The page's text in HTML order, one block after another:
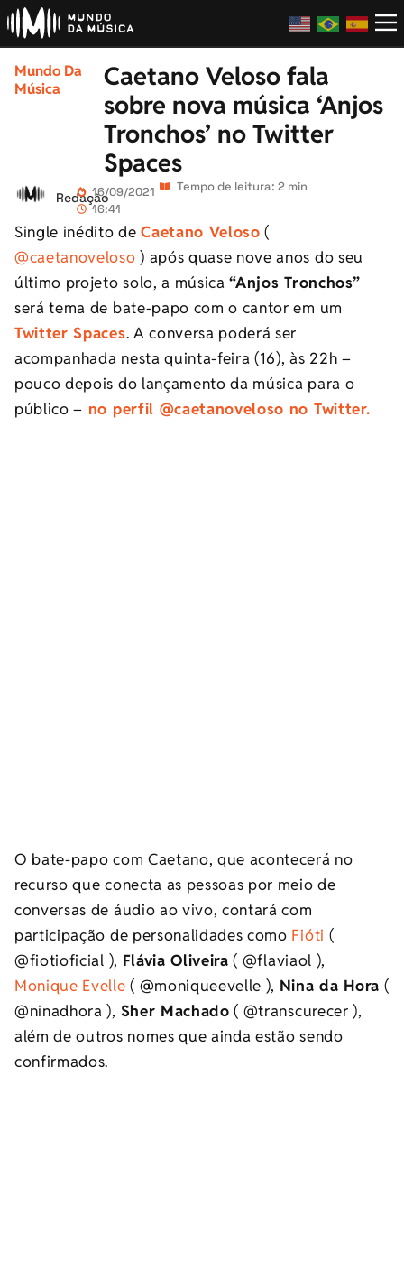
Mundo Da
Música
Caetano Veloso fala
sobre nova música ‘Anjos
Tronchos’ no Twitter
Spaces
Redação16/09/2021
16:41
Tempo de leitura: 2 min
Single inédito deCaetano Veloso (
@caetanoveloso ) após quase nove anos do seu
último projeto solo, a música“Anjos Tronchos”
será tema de bate-papo com o cantor em um
Twitter Spaces. A conversa poderá ser
acompanhada nesta quinta-feira (16), às 22h –
pouco depois do lançamento da música para o
público – no perfil @caetanoveloso no Twitter.
O bate-papo com Caetano, que acontecerá no
recurso que conecta as pessoas por meio de
conversas de áudio ao vivo, contará com
participação de personalidades como Fióti (
@fiotioficial ), Flávia Oliveira ( @flaviaol ),
Monique Evelle ( @moniqueevelle ), Nina da Hora (
@ninadhora ), Sher Machado ( @transcurecer ),
além de outros nomes que ainda estão sendo
confirmados.